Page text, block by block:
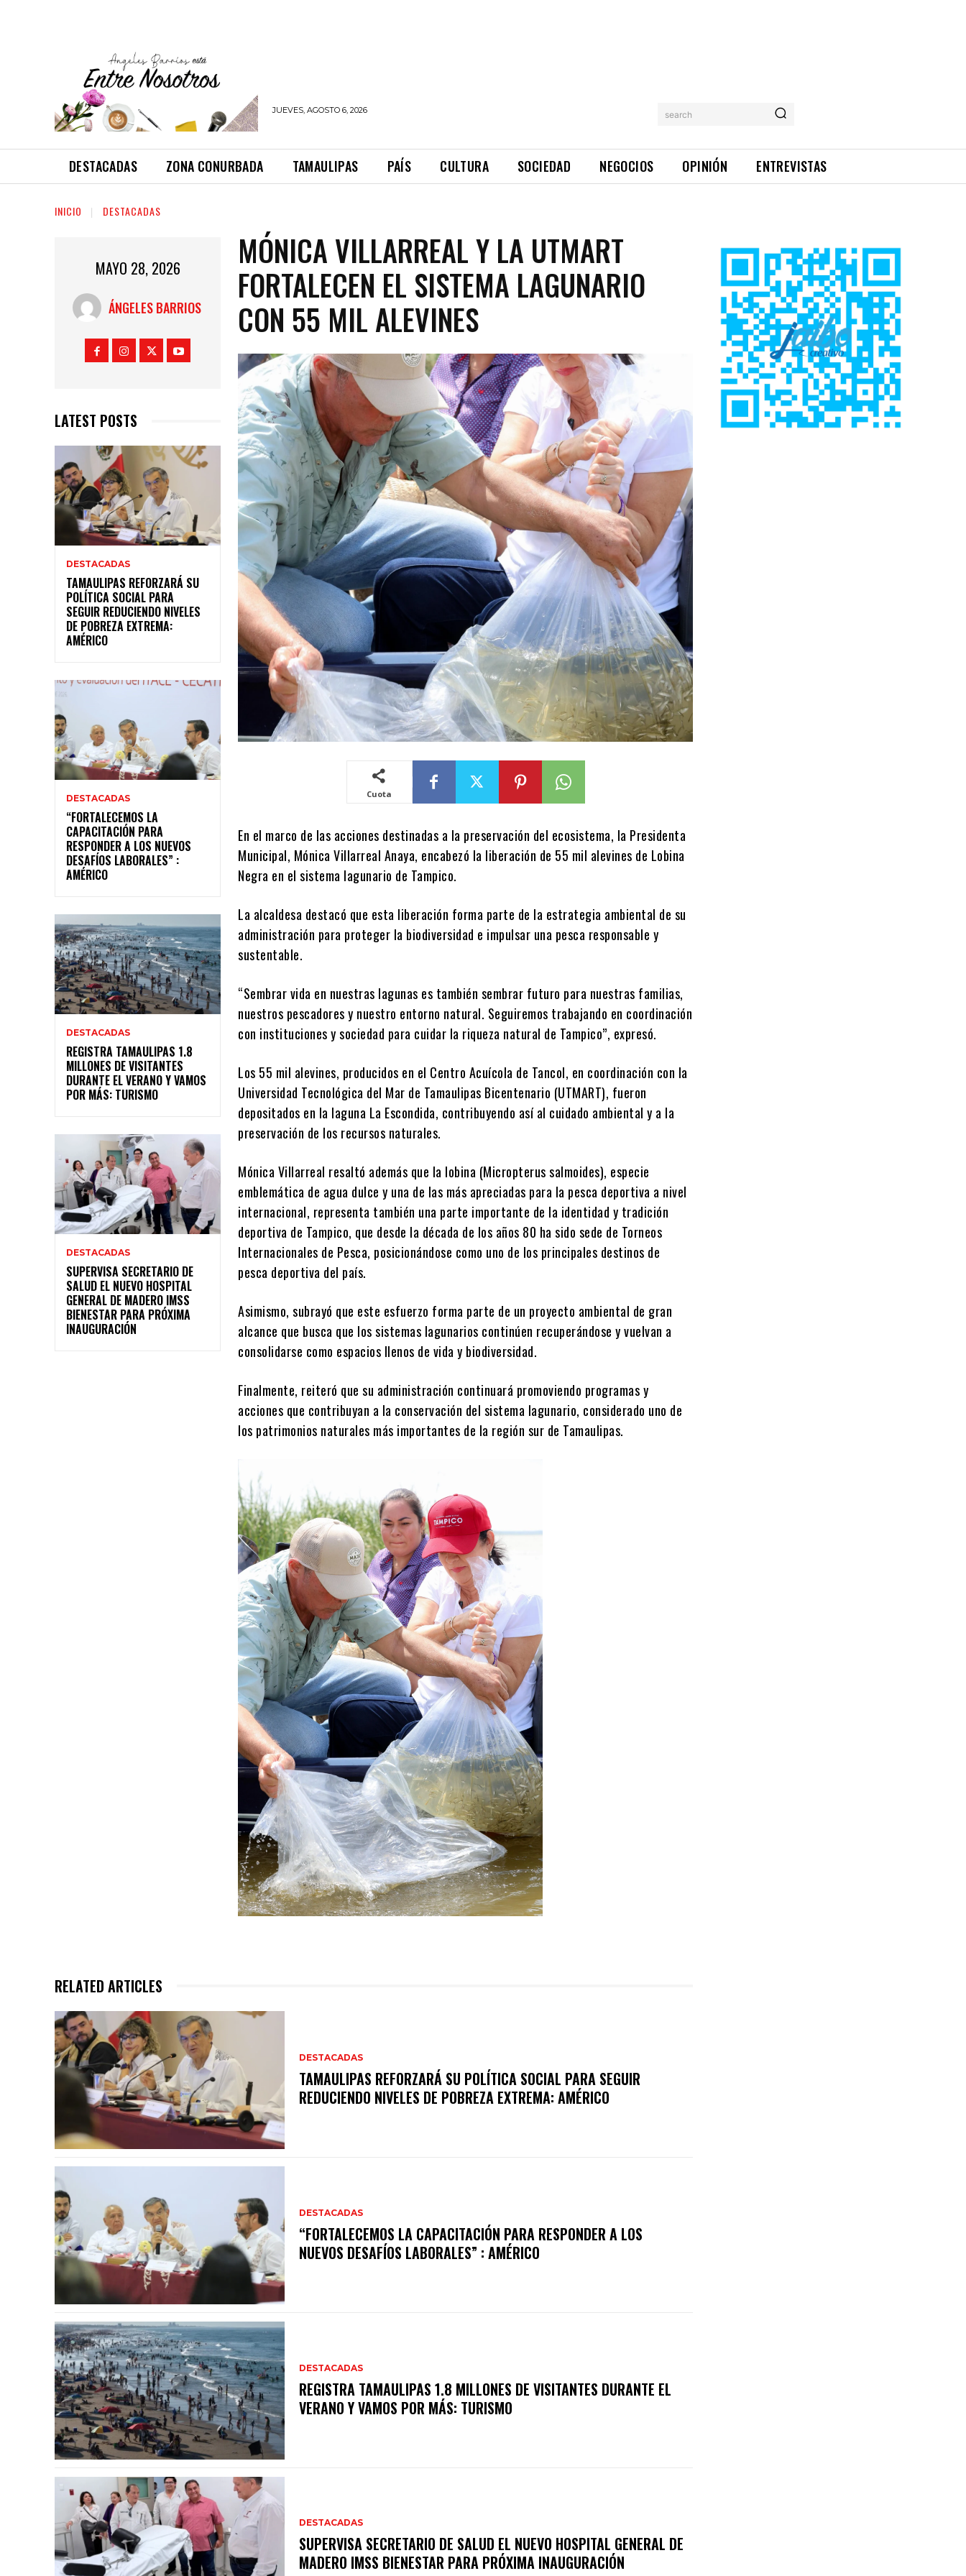
JUEVES, AGOSTO 6, 2026 search
DESTACADAS ZONA CONURBADA TAMAULIPAS PAÍS CULTURA SOCIEDAD NEGOCIOS OPINIÓN ENTREVISTAS
INICIO DESTACADAS
MAYO 28, 2026
ÁNGELES BARRIOS
LATEST POSTS
DESTACADAS
TAMAULIPAS REFORZARÁ SU
POLÍTICA SOCIAL PARA
SEGUIR REDUCIENDO NIVELES
DE POBREZA EXTREMA:
AMÉRICO
DESTACADAS
“FORTALECEMOS LA
CAPACITACIÓN PARA
RESPONDER A LOS NUEVOS
DESAFÍOS LABORALES” :
AMÉRICO
DESTACADAS
REGISTRA TAMAULIPAS 1.8
MILLONES DE VISITANTES
DURANTE EL VERANO Y VAMOS
POR MÁS: TURISMO
DESTACADAS
SUPERVISA SECRETARIO DE
SALUD EL NUEVO HOSPITAL
GENERAL DE MADERO IMSS
BIENESTAR PARA PRÓXIMA
INAUGURACIÓN
MÓNICA VILLARREAL Y LA UTMART
FORTALECEN EL SISTEMA LAGUNARIO
CON 55 MIL ALEVINES
Cuota
En el marco de las acciones destinadas a la preservación del ecosistema, la Presidenta
Municipal, Mónica Villarreal Anaya, encabezó la liberación de 55 mil alevines de Lobina
Negra en el sistema lagunario de Tampico.
La alcaldesa destacó que esta liberación forma parte de la estrategia ambiental de su
administración para proteger la biodiversidad e impulsar una pesca responsable y
sustentable.
“Sembrar vida en nuestras lagunas es también sembrar futuro para nuestras familias,
nuestros pescadores y nuestro entorno natural. Seguiremos trabajando en coordinación
con instituciones y sociedad para cuidar la riqueza natural de Tampico”, expresó.
Los 55 mil alevines, producidos en el Centro Acuícola de Tancol, en coordinación con la
Universidad Tecnológica del Mar de Tamaulipas Bicentenario (UTMART), fueron
depositados en la laguna La Escondida, contribuyendo así al cuidado ambiental y a la
preservación de los recursos naturales.
Mónica Villarreal resaltó además que la lobina (Micropterus salmoides), especie
emblemática de agua dulce y una de las más apreciadas para la pesca deportiva a nivel
internacional, representa también una parte importante de la identidad y tradición
deportiva de Tampico, que desde la década de los años 80 ha sido sede de Torneos
Internacionales de Pesca, posicionándose como uno de los principales destinos de
pesca deportiva del país.
Asimismo, subrayó que este esfuerzo forma parte de un proyecto ambiental de gran
alcance que busca que los sistemas lagunarios continúen recuperándose y vuelvan a
consolidarse como espacios llenos de vida y biodiversidad.
Finalmente, reiteró que su administración continuará promoviendo programas y
acciones que contribuyan a la conservación del sistema lagunario, considerado uno de
los patrimonios naturales más importantes de la región sur de Tamaulipas.
RELATED ARTICLES
DESTACADAS
TAMAULIPAS REFORZARÁ SU POLÍTICA SOCIAL PARA SEGUIR
REDUCIENDO NIVELES DE POBREZA EXTREMA: AMÉRICO
DESTACADAS
“FORTALECEMOS LA CAPACITACIÓN PARA RESPONDER A LOS
NUEVOS DESAFÍOS LABORALES” : AMÉRICO
DESTACADAS
REGISTRA TAMAULIPAS 1.8 MILLONES DE VISITANTES DURANTE EL
VERANO Y VAMOS POR MÁS: TURISMO
DESTACADAS
SUPERVISA SECRETARIO DE SALUD EL NUEVO HOSPITAL GENERAL DE
MADERO IMSS BIENESTAR PARA PRÓXIMA INAUGURACIÓN